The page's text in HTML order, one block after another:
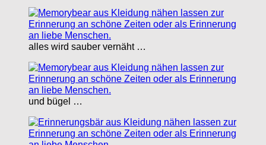
alles wird sauber vernäht …
und bügel …